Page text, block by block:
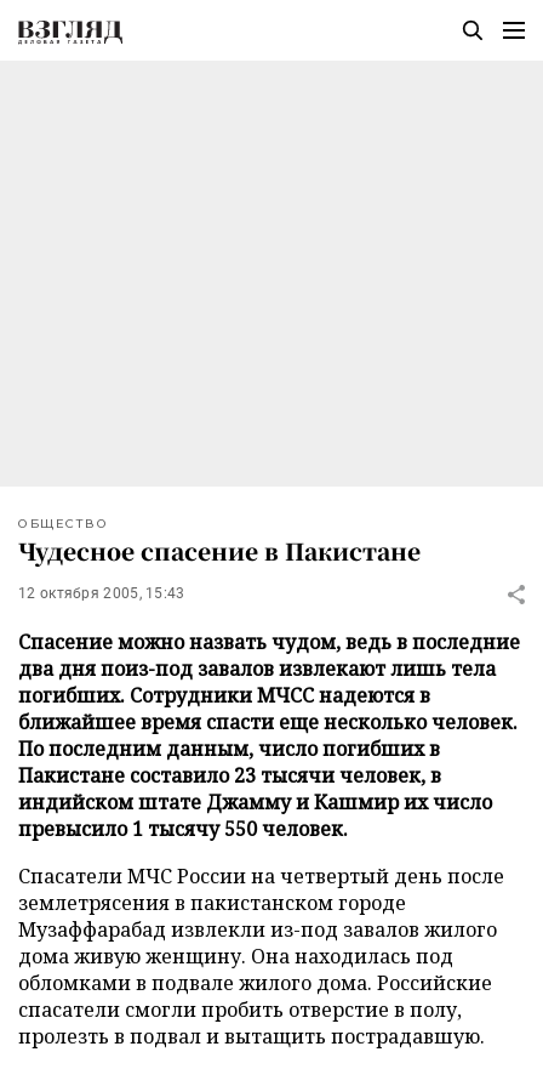
ОБЩЕСТВО
Чудесное спасение в Пакистане
12 октября 2005, 15:43
Спасение можно назвать чудом, ведь в последние
два дня поиз-под завалов извлекают лишь тела
погибших. Сотрудники МЧСС надеются в
ближайшее время спасти еще несколько человек.
По последним данным, число погибших в
Пакистане составило 23 тысячи человек, в
индийском штате Джамму и Кашмир их число
превысило 1 тысячу 550 человек.
Спасатели МЧС России на четвертый день после
землетрясения в пакистанском городе
Музаффарабад извлекли из-под завалов жилого
дома живую женщину. Она находилась под
обломками в подвале жилого дома. Российские
спасатели смогли пробить отверстие в полу,
пролезть в подвал и вытащить пострадавшую.